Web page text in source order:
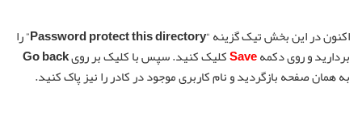
اکنون در این بخش تیک گزینه “Password protect this directory” را
بردارید و روی دکمهSaveکلیک کنید. سپس با کلیک بر رویGo back
به همان صفحه بازگردید و نام کاربری موجود در کادر را نیز پاک کنید.